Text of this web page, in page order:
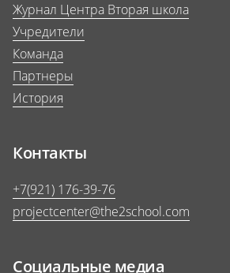
Журнал Центра Вторая школа
Учредители
Команда
Партнеры
История
Контакты
+7(921) 176-39-76
projectcenter@the2school.com
Социальные медиа